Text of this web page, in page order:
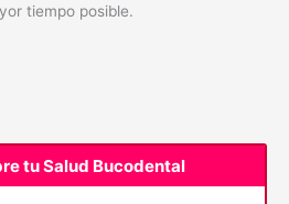
tiempo posible.
tu Salud Bucodental